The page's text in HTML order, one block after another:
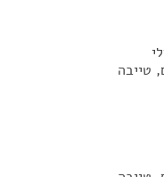
טייבה